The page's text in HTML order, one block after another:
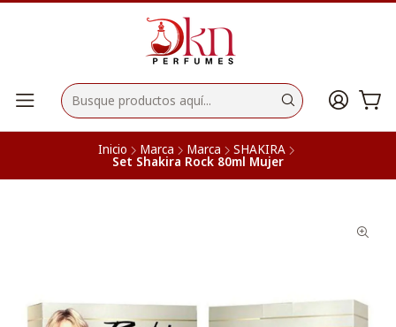
Inicio Marca Marca SHAKIRA
Set Shakira Rock 80ml Mujer